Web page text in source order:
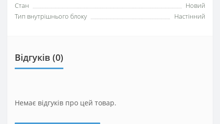
Стан
Новий
Тип внутрішнього блоку
Настінний
Відгуків (0)
Немає відгуків про цей товар.